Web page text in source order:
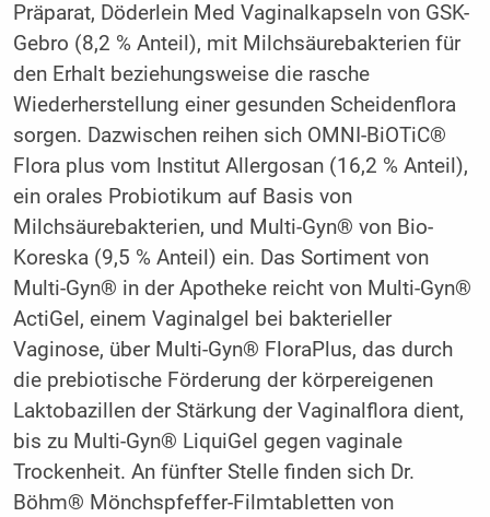
Präparat, Döderlein Med Vaginalkapseln von GSK-
Gebro (8,2 % Anteil), mit Milchsäurebakterien für
den Erhalt beziehungsweise die rasche
Wiederherstellung einer gesunden Scheidenflora
sorgen. Dazwischen reihen sich OMNI-BiOTiC®
Flora plus vom Institut Allergosan (16,2 % Anteil),
ein orales Probiotikum auf Basis von
Milchsäurebakterien, und Multi-Gyn® von Bio-
Koreska (9,5 % Anteil) ein. Das Sortiment von
Multi-Gyn® in der Apotheke reicht von Multi-Gyn®
ActiGel, einem Vaginalgel bei bakterieller
Vaginose, über Multi-Gyn® FloraPlus, das durch
die prebiotische Förderung der körpereigenen
Laktobazillen der Stärkung der Vaginalflora dient,
bis zu Multi-Gyn® LiquiGel gegen vaginale
Trockenheit. An fünfter Stelle finden sich Dr.
Böhm® Mönchspfeffer-Filmtabletten von